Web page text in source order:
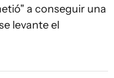
a conseguir una
levante el